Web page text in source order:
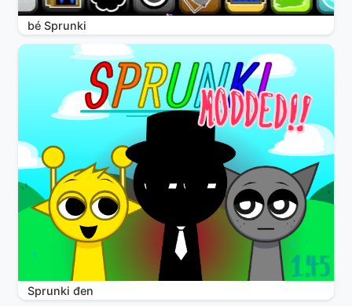
bé Sprunki
Sprunki đen